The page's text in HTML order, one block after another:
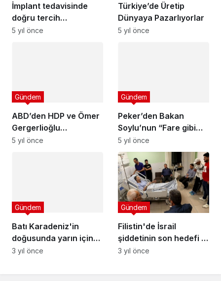
İmplant tedavisinde
doğru tercih
hekimlerden geçiyor
5 yıl önce
Türkiye’de Üretip
Dünyaya Pazarlıyorlar
5 yıl önce
ABD’den HDP ve Ömer
Gergerlioğlu
açıklaması
Gündem
5 yıl önce
Peker’den Bakan
Soylu’nun “Fare gibi
kaçma, adalete teslim
ol” sözlerine yanıt:
Senin tayin ettirdiğin
hakime mi?
Gündem
5 yıl önce
Batı Karadeniz'in
doğusunda yarın için
fırtına uyarısı
Gündem
3 yıl önce
Filistin'de İsrail
şiddetinin son hedefi 2
yaşındaki bir bebek
Gündem
3 yıl önce